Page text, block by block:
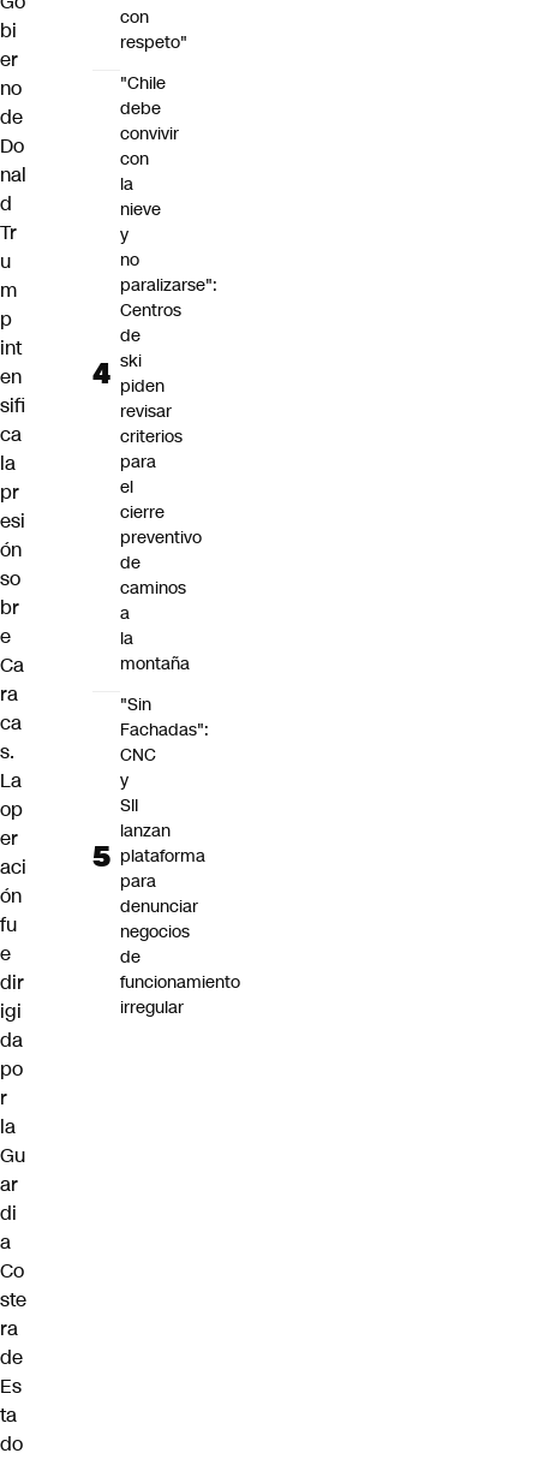
bi
er
no
de
Do
nal
d
Tr
u
m
p
int
en
sifi
ca
la
pr
esi
ón
so
br
e
Ca
ra
ca
s.
La
op
er
aci
ón
fu
e
dir
igi
da
po
r
la
Gu
ar
di
a
Co
ste
ra
de
Es
ta
do
con
respeto"
"Chile
debe
convivir
con
la
nieve
y
no
paralizarse":
Centros
de
ski
piden
revisar
criterios
para
el
cierre
preventivo
de
caminos
a
la
montaña
"Sin
Fachadas":
CNC
y
SII
lanzan
plataforma
para
denunciar
negocios
de
funcionamiento
irregular